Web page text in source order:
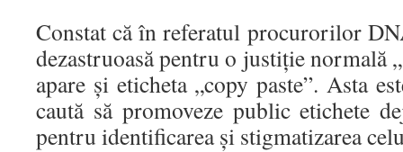
Constat că în referatul procurorilor
dezastruoasă pentru o justiție normală
apare și eticheta „copy paste”. Asta
caută să promoveze public etichete
pentru identificarea și stigmatizarea